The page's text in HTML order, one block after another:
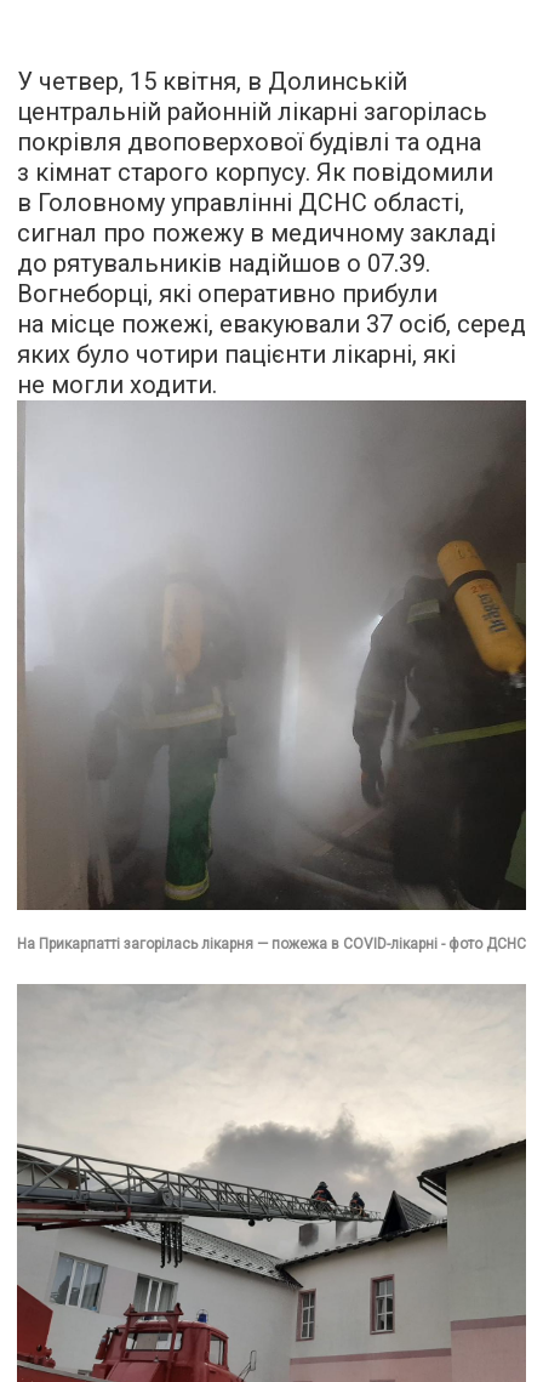
У четвер, 15 квітня, в Долинській
центральній районній лікарні загорілась
покрівля двоповерхової будівлі та одна
з кімнат старого корпусу. Як повідомили
в Головному управлінні ДСНС області,
сигнал про пожежу в медичному закладі
до рятувальників надійшов о 07.39.
Вогнеборці, які оперативно прибули
на місце пожежі, евакуювали 37 осіб, серед
яких було чотири пацієнти лікарні, які
не могли ходити.
На Прикарпатті загорілась лікарня — пожежа в COVID-лікарні - фото ДСНС